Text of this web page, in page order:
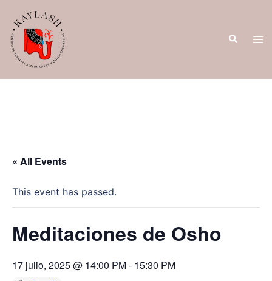
contenido
Buscar
« All Events
This event has passed.
Meditaciones de Osho
17 julio, 2025 @ 14:00 PM- 15:30 PM